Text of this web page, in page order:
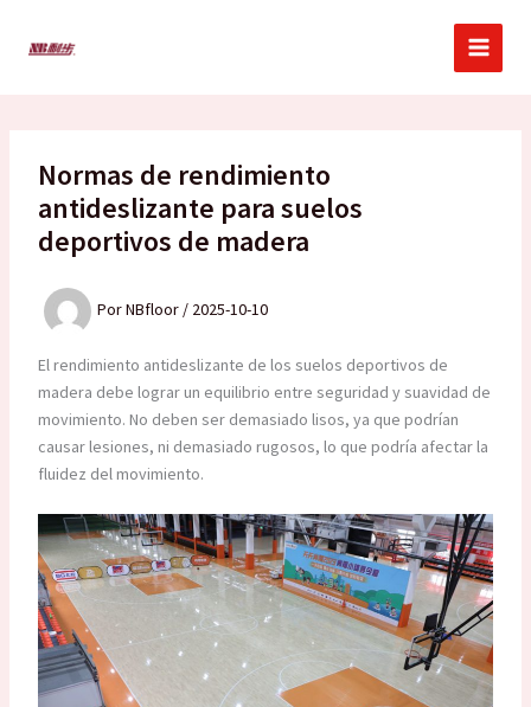
Normas de rendimiento
antideslizante para suelos
deportivos de madera
PorNBfloor / 2025-10-10
El rendimiento antideslizante de los suelos deportivos de
madera debe lograr un equilibrio entre seguridad y suavidad de
movimiento. No deben ser demasiado lisos, ya que podrían
causar lesiones, ni demasiado rugosos, lo que podría afectar la
fluidez del movimiento.